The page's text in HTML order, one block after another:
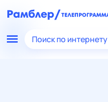
Поиск по интернету